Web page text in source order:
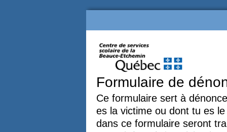
Formulaire de
Ce formulaire sert à
es la victime ou dont tu es
dans ce formulaire seront